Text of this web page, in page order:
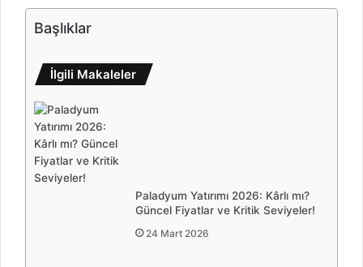
Başlıklar
İlgili Makaleler
Paladyum Yatırımı 2026: Kârlı mı?
Güncel Fiyatlar ve Kritik Seviyeler!
24 Mart 2026